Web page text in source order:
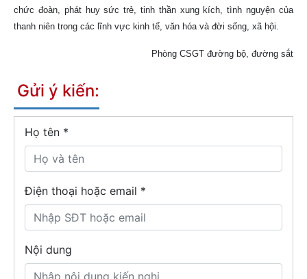
chức đoàn, phát huy sức trẻ, tinh thần xung kích, tình nguyện của
thanh niên trong các lĩnh vực kinh tế, văn hóa và đời sống, xã hội.
Phòng CSGT đường bộ, đường sắt
Gửi ý kiến:
Họ tên *
Điện thoại hoặc email *
Nội dung